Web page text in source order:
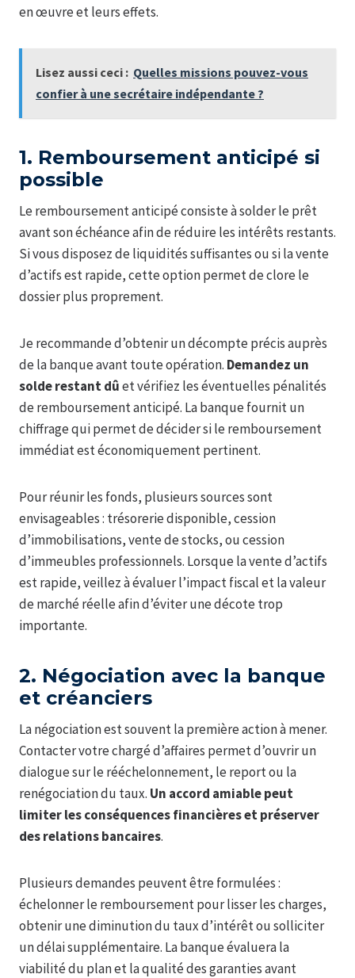
en œuvre et leurs effets.
Lisez aussi ceci : Quelles missions pouvez-vous
confier à une secrétaire indépendante ?
1. Remboursement anticipé si
possible
Le remboursement anticipé consiste à solder le prêt
avant son échéance afin de réduire les intérêts restants.
Si vous disposez de liquidités suffisantes ou si la vente
d’actifs est rapide, cette option permet de clore le
dossier plus proprement.
Je recommande d’obtenir un décompte précis auprès
de la banque avant toute opération. Demandez un
solde restant dûet vérifiez les éventuelles pénalités
de remboursement anticipé. La banque fournit un
chiffrage qui permet de décider si le remboursement
immédiat est économiquement pertinent.
Pour réunir les fonds, plusieurs sources sont
envisageables : trésorerie disponible, cession
d’immobilisations, vente de stocks, ou cession
d’immeubles professionnels. Lorsque la vente d’actifs
est rapide, veillez à évaluer l’impact fiscal et la valeur
de marché réelle afin d’éviter une décote trop
importante.
2. Négociation avec la banque
et créanciers
La négociation est souvent la première action à mener.
Contacter votre chargé d’affaires permet d’ouvrir un
dialogue sur le rééchelonnement, le report ou la
renégociation du taux. Un accord amiable peut
limiter les conséquences financières et préserver
des relations bancaires.
Plusieurs demandes peuvent être formulées :
échelonner le remboursement pour lisser les charges,
obtenir une diminution du taux d’intérêt ou solliciter
un délai supplémentaire. La banque évaluera la
viabilité du plan et la qualité des garanties avant